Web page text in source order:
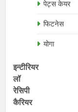
पेट्स केयर
फिटनेस
योगा
इन्टीरियर
लॉ
रेसिपी
कैरियर